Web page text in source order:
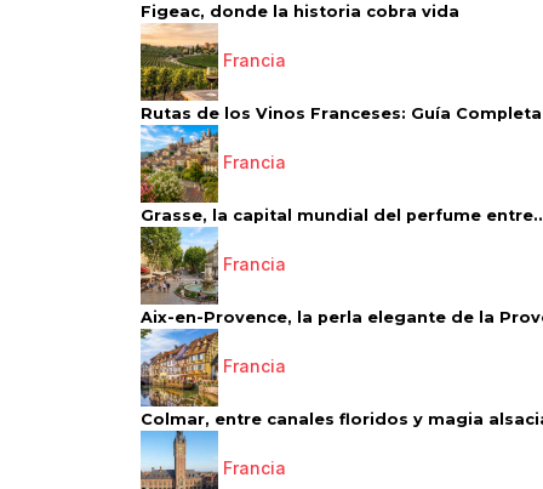
Figeac, donde la historia cobra vida
Francia
Rutas de los Vinos Franceses: Guía
Francia
Grasse, la capital mundial del perfume
Francia
Aix-en-Provence, la perla elegante de la
Francia
Colmar, entre canales floridos y magia
Francia